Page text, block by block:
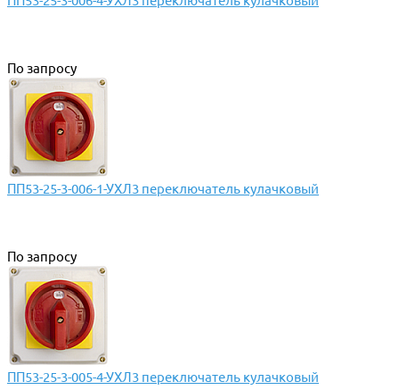
По запросу
ПП53-25-3-006-1-УХЛ3 переключатель кулачковый
По запросу
ПП53-25-3-005-4-УХЛ3 переключатель кулачковый